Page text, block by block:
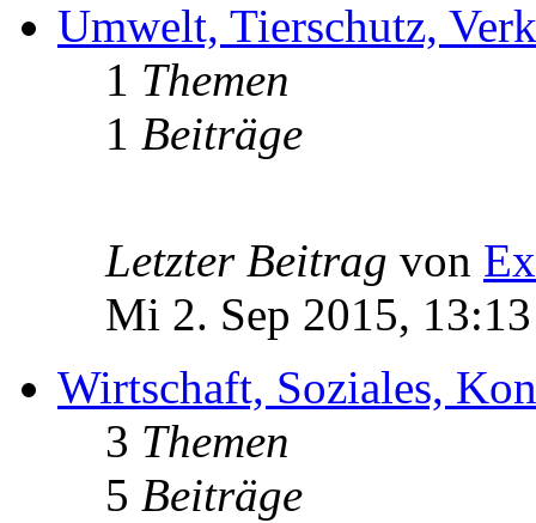
Umwelt, Tierschutz,
1 Themen
1 Beiträge
Letzter Beitrag von
Mi 2. Sep 2015, 13:13
Wirtschaft, Soziales,
3 Themen
5 Beiträge